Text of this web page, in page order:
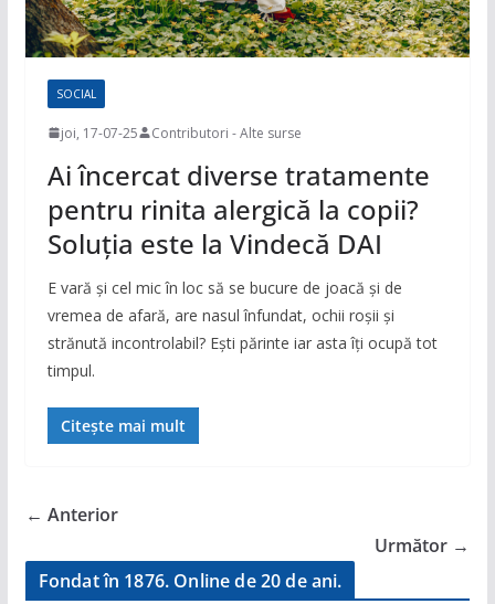
SOCIAL
joi, 17-07-25 Contributori - Alte surse
Ai încercat diverse tratamente
pentru rinita alergică la copii?
Soluția este la Vindecă DAI
E vară și cel mic în loc să se bucure de joacă și de
vremea de afară, are nasul înfundat, ochii roșii și
strănută incontrolabil? Ești părinte iar asta îți ocupă tot
timpul.
Citește mai mult
← Anterior
Următor →
Fondat în 1876. Online de 20 de ani.